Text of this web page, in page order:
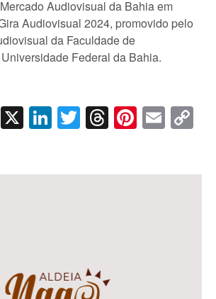
Audiovisual da Bahia em
Audiovisual 2024, promovido pelo
da Faculdade de
Federal da Bahia.
Facebook
X LinkedIn
Twitter
Threads